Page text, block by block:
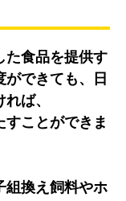
た食品を提供す
できても、日
ば、
ことができま
組換え飼料やホ